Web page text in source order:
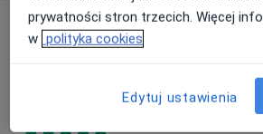
Opinie
Dodaj swoją
prywatności stron trzecich. Więcej
w polityka cookies
Edytuj ustawienia